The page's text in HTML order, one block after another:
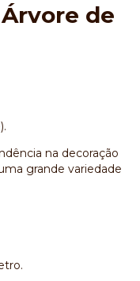
de
na decoração
grande variedade